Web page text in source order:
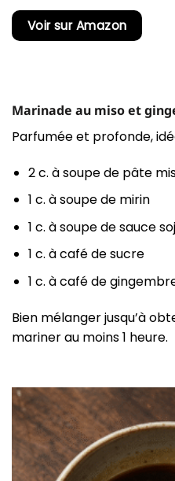
Voir sur Amazon
Marinade au miso et
Parfumée et profonde,
2 c. à soupe de pâte
1 c. à soupe de mirin
1 c. à soupe de sauce
1 c. à café de sucre
1 c. à café de
Bien mélanger jusqu’à
mariner au moins 1 heure.